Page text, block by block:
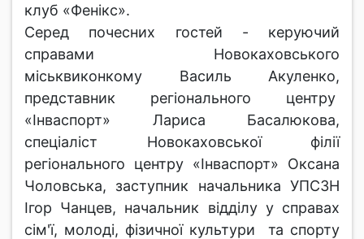
клуб «Фенікс».
Серед почесних гостей - керуючий
справами Новокаховського
міськвиконкому Василь Акуленко,
представник регіонального центру
«Інваспорт» Лариса Басалюкова,
спеціаліст Новокаховської філії
регіонального центру «Інваспорт» Оксана
Чоловська, заступник начальника УПСЗН
Ігор Чанцев, начальник відділу у справах
сім'ї, молоді, фізичної культури та спорту